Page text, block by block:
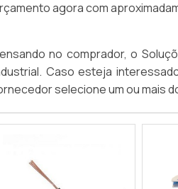
agora com
no comprador, o
Caso esteja
selecione um ou mais